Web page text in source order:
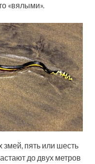
«вялыми».
змей, пять или шесть
до двух метров